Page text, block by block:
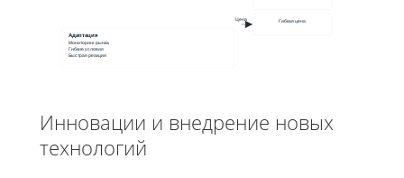
Гибкая цена
Цена
Адаптация
Мониторинг рынка
Гибкие условия
Быстрая реакция
Инновации и внедрение новых
технологий